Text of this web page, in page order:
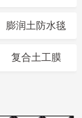
膨润土防水毯
复合土工膜